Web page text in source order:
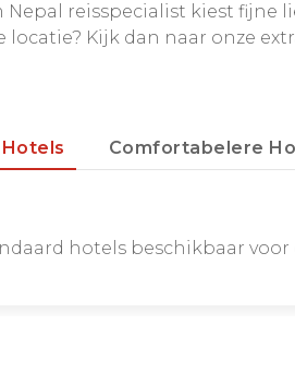
Nepal reisspecialist kiest
locatie? Kijk dan naar onze
Comfortabelere
hotels beschikbaar voor